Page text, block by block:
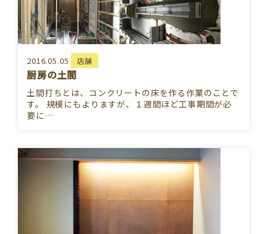
2016.05.05 店舗
厨房の土間
土間打ちとは、コンクリートの床を作る作業のことで
す。 規模にもよりますが、１週間ほど工事期間が必
要に…